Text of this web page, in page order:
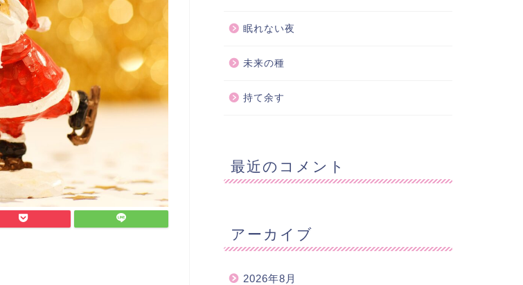
眠れない夜
未来の種
持て余す
最近のコメント
アーカイブ
2026年8月